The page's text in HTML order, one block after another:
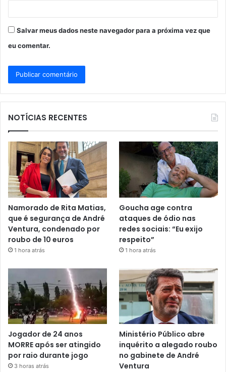
Salvar meus dados neste navegador para a próxima vez que
eu comentar.
NOTÍCIAS RECENTES
Namorado de Rita Matias,
que é segurança de André
Ventura, condenado por
roubo de 10 euros
1 hora atrás
Goucha age contra
ataques de ódio nas
redes sociais: “Eu exijo
respeito”
1 hora atrás
Jogador de 24 anos
MORRE após ser atingido
por raio durante jogo
3 horas atrás
Ministério Público abre
inquérito a alegado roubo
no gabinete de André
Ventura